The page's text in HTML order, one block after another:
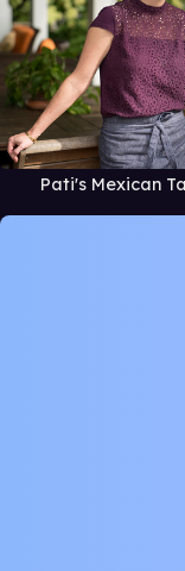
Pati's Mexican